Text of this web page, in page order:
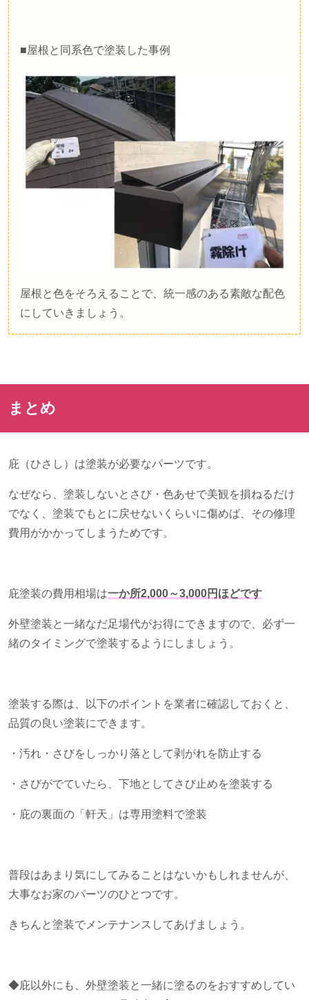
■屋根と同系色で塗装した事例
屋根と色をそろえることで、統一感のある素敵な配色
にしていきましょう。
まとめ
庇（ひさし）は塗装が必要なパーツです。
なぜなら、塗装しないとさび・色あせで美観を損ねるだけ
でなく、塗装でもとに戻せないくらいに傷めば、その修理
費用がかかってしまうためです。
庇塗装の費用相場は一か所2,000～3,000円ほどです
外壁塗装と一緒なだ足場代がお得にできますので、必ず一
緒のタイミングで塗装するようにしましょう。
塗装する際は、以下のポイントを業者に確認しておくと、
品質の良い塗装にできます。
・汚れ・さびをしっかり落として剥がれを防止する
・さびがでていたら、下地としてさび止めを塗装する
・庇の裏面の「軒天」は専用塗料で塗装
普段はあまり気にしてみることはないかもしれませんが、
大事なお家のパーツのひとつです。
きちんと塗装でメンテナンスしてあげましょう。
◆庇以外にも、外壁塗装と一緒に塗るのをおすすめしてい